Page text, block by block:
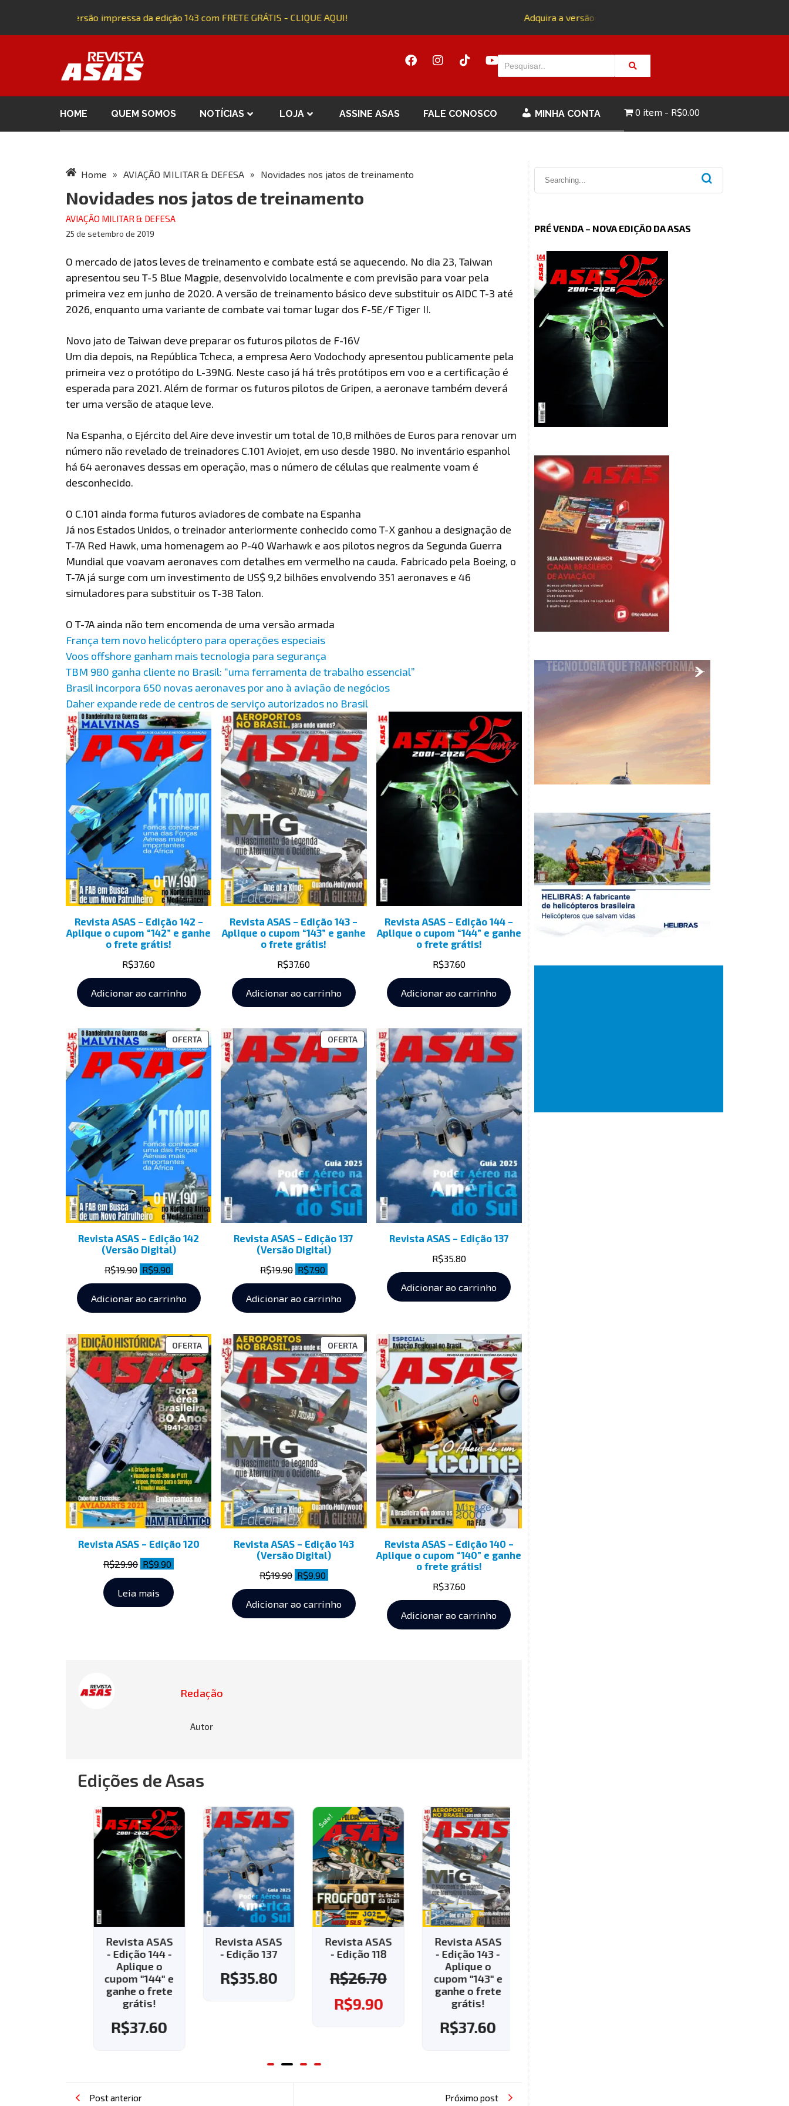
Adquira a versão impressa da edição 143 com FRETE GRÁTIS - CLIQUE AQUI! Adquira a versão impressa da edição 143 com FRETE GRÁTIS -
HOME QUEM SOMOS NOTÍCIAS LOJA ASSINE ASAS FALE CONOSCO MINHA CONTA 0 item R$0.00
Home » AVIAÇÃO MILITAR & DEFESA » Novidades nos jatos de treinamento
Novidades nos jatos de treinamento
AVIAÇÃO MILITAR & DEFESA
25 de setembro de 2019
O mercado de jatos leves de treinamento e combate está se aquecendo. No dia 23, Taiwan
apresentou seu T-5 Blue Magpie, desenvolvido localmente e com previsão para voar pela
primeira vez em junho de 2020. A versão de treinamento básico deve substituir os AIDC T-3 até
2026, enquanto uma variante de combate vai tomar lugar dos F-5E/F Tiger II.
Novo jato de Taiwan deve preparar os futuros pilotos de F-16V
Um dia depois, na República Tcheca, a empresa Aero Vodochody apresentou publicamente pela
primeira vez o protótipo do L-39NG. Neste caso já há três protótipos em voo e a certificação é
esperada para 2021. Além de formar os futuros pilotos de Gripen, a aeronave também deverá
ter uma versão de ataque leve.
Na Espanha, o Ejército del Aire deve investir um total de 10,8 milhões de Euros para renovar um
número não revelado de treinadores C.101 Aviojet, em uso desde 1980. No inventário espanhol
há 64 aeronaves dessas em operação, mas o número de células que realmente voam é
desconhecido.
O C.101 ainda forma futuros aviadores de combate na Espanha
Já nos Estados Unidos, o treinador anteriormente conhecido como T-X ganhou a designação de
T-7A Red Hawk, uma homenagem ao P-40 Warhawk e aos pilotos negros da Segunda Guerra
Mundial que voavam aeronaves com detalhes em vermelho na cauda. Fabricado pela Boeing, o
T-7A já surge com um investimento de US$ 9,2 bilhões envolvendo 351 aeronaves e 46
simuladores para substituir os T-38 Talon.
O T-7A ainda não tem encomenda de uma versão armada
França tem novo helicóptero para operações especiais
Voos offshore ganham mais tecnologia para segurança
TBM 980 ganha cliente no Brasil: “uma ferramenta de trabalho essencial”
Brasil incorpora 650 novas aeronaves por ano à aviação de negócios
Daher expande rede de centros de serviço autorizados no Brasil
Revista ASAS – Edição 142 –
Aplique o cupom “142” e ganhe
o frete grátis!
R$37.60
Adicionar ao carrinho
Revista ASAS – Edição 143 –
Aplique o cupom “143” e ganhe
o frete grátis!
R$37.60
Adicionar ao carrinho
Revista ASAS – Edição 144 –
Aplique o cupom “144” e ganhe
o frete grátis!
R$37.60
Adicionar ao carrinho
OFERTA
Revista ASAS – Edição 142
(Versão Digital)
R$19.90 R$9.90
Adicionar ao carrinho
OFERTA
Revista ASAS – Edição 137
(Versão Digital)
R$19.90 R$7.90
Adicionar ao carrinho
Revista ASAS – Edição 137
R$35.80
Adicionar ao carrinho
OFERTA
Revista ASAS – Edição 120
R$29.90 R$9.90
Leia mais
OFERTA
Revista ASAS – Edição 143
(Versão Digital)
R$19.90 R$9.90
Adicionar ao carrinho
Revista ASAS – Edição 140 –
Aplique o cupom “140” e ganhe
o frete grátis!
R$37.60
Adicionar ao carrinho
Redação
Autor
Edições de Asas
Revista ASAS
- Edição 144 -
Aplique o
cupom "144" e
ganhe o frete
grátis!
R$37.60
Revista ASAS
- Edição 137
R$35.80
Sale!
Revista ASAS
- Edição 118
R$26.70
R$9.90
Revista ASAS
- Edição 143 -
Aplique o
cupom "143" e
ganhe o frete
grátis!
R$37.60
Post anterior Próximo post
PRÉ VENDA – NOVA EDIÇÃO DA ASAS